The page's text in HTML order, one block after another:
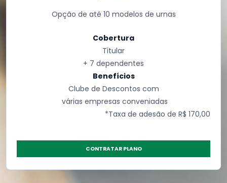
Opção de até 10 modelos de urnas
Cobertura
Titular
+ 7 dependentes
Benefícios
Clube de Descontos com
várias empresas conveniadas
*Taxa de adesão de R$ 170,00
CONTRATAR PLANO